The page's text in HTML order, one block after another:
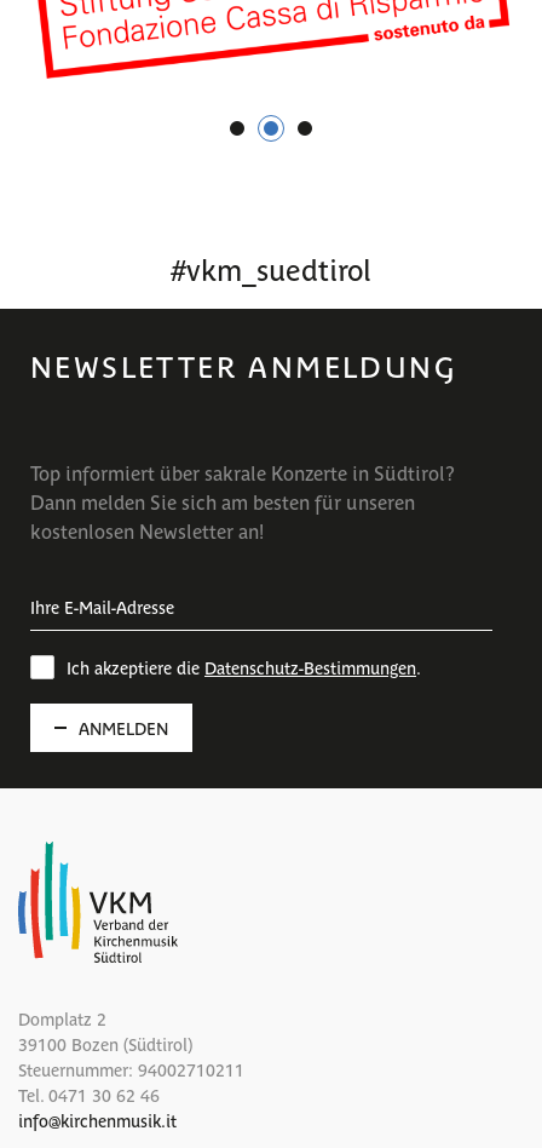
1 2 3
#vkm_suedtirol
NEWSLETTER ANMELDUNG
Top informiert über sakrale Konzerte in Südtirol?
Dann melden Sie sich am besten für unseren
kostenlosen Newsletter an!
Ich akzeptiere die Datenschutz-Bestimmungen.
ANMELDEN
Domplatz 2
39100 Bozen (Südtirol)
Steuernummer: 94002710211
Tel. 0471 30 62 46
info@kirchenmusik.it